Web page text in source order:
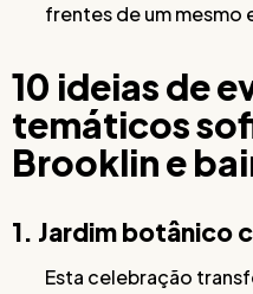
frentes de um mesmo
10 ideias de
temáticos
Brooklin e
1. Jardim botânico
Esta celebração